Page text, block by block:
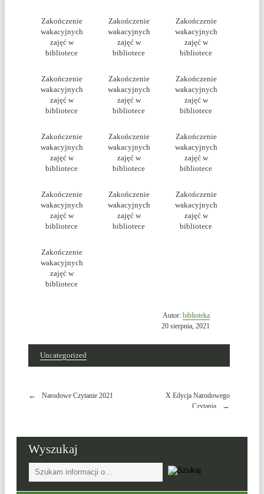
Zakończenie
wakacyjnych
zajęć w
bibliotece
Zakończenie
wakacyjnych
zajęć w
bibliotece
Zakończenie
wakacyjnych
zajęć w
bibliotece
Zakończenie
wakacyjnych
zajęć w
bibliotece
Zakończenie
wakacyjnych
zajęć w
bibliotece
Zakończenie
wakacyjnych
zajęć w
bibliotece
Zakończenie
wakacyjnych
zajęć w
bibliotece
Zakończenie
wakacyjnych
zajęć w
bibliotece
Zakończenie
wakacyjnych
zajęć w
bibliotece
Zakończenie
wakacyjnych
zajęć w
bibliotece
Zakończenie
wakacyjnych
zajęć w
bibliotece
Zakończenie
wakacyjnych
zajęć w
bibliotece
Zakończenie
wakacyjnych
zajęć w
bibliotece
Autor: bibliotekaOpublikowano
20 sierpnia, 2021
Uncategorized
Nawigacja
Narodowe Czytanie 2021
X Edycja Narodowego
Czytania
Wyszukaj
Tutaj
wpisz